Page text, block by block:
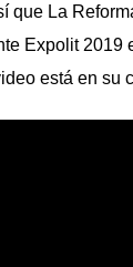
que La
Expolit 2019
está en su